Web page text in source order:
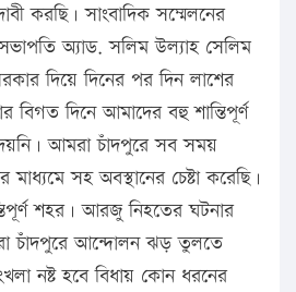
করছি। সাংবাদিক সম্মেলনের
অ্যাড. সলিম উল্যাহ সেলিম
দিয়ে দিনের পর দিন লাশের
বিগত দিনে আমাদের বহু শান্তিপূর্ণ
আমরা চাঁদপুরে সব সময়
মাধ্যমে সহ অবস্থানের চেষ্টা করেছি।
শহর। আরজু নিহতের ঘটনার
চাঁদপুরে আন্দোলন ঝড় তুলতে
নষ্ট হবে বিধায় কোন ধরনের